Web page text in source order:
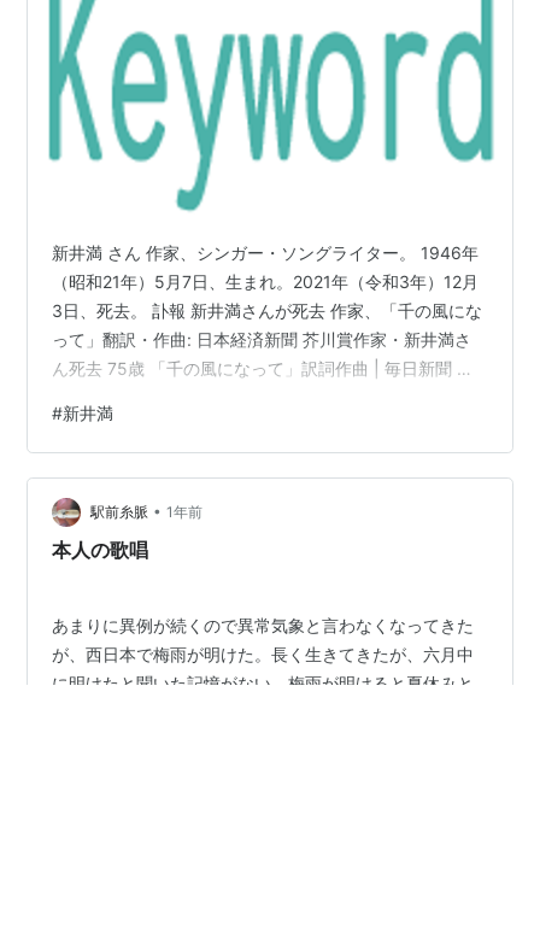
新井満 さん 作家、シンガー・ソングライター。 1946年
（昭和21年）5月7日、生まれ。2021年（令和3年）12月
3日、死去。 訃報 新井満さんが死去 作家、「千の風にな
って」翻訳・作曲: 日本経済新聞 芥川賞作家・新井満さ
ん死去 75歳 「千の風になって」訳詞作曲 | 毎日新聞 芥
ける | おくやみ | NHKニュース 新井満さん死去、７５歳
「千の風になって」作曲、芥川賞作家：時事ドットコム
芥川賞作家の新井満さん死去 「千の風になって」の訳詞
と作曲：朝日新聞デジタル 新井満さん死去 「千の風にな
って」訳詞・作曲 75歳：東京新聞 …
#新井満
駅前糸脈 • 1年前
本人の歌唱